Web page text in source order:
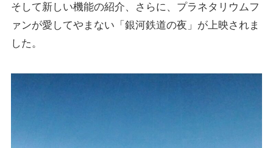
そして新しい機能の紹介、さらに、プラネタリウムフ
ァンが愛してやまない 「銀河鉄道の夜」が上映されま
した。